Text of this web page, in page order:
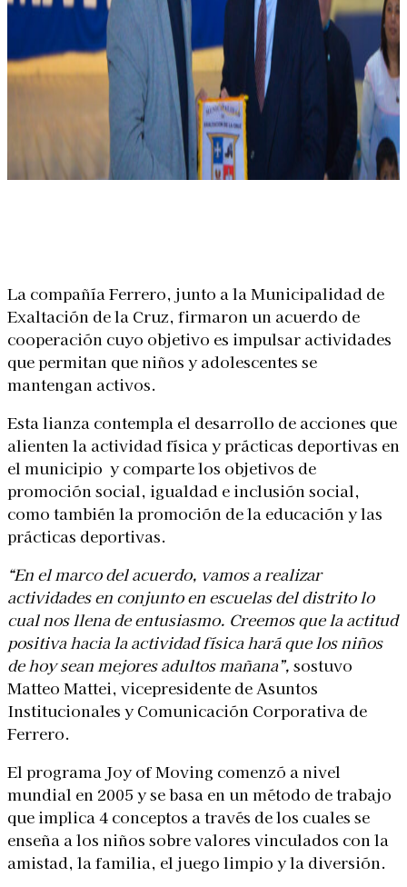
La compañía Ferrero, junto a la Municipalidad de
Exaltación de la Cruz, firmaron un acuerdo de
cooperación cuyo objetivo es impulsar actividades
que permitan que niños y adolescentes se
mantengan activos.
Esta lianza contempla el desarrollo de acciones que
alienten la actividad física y prácticas deportivas en
el municipio y comparte los objetivos de
promoción social, igualdad e inclusión social,
como también la promoción de la educación y las
prácticas deportivas.
“En el marco del acuerdo, vamos a realizar
actividades en conjunto en escuelas del distrito lo
cual nos llena deentusiasmo. Creemos que la actitud
positiva hacia la actividad física hará que los niños
de hoy sean mejores adultos mañana”, sostuvo
Matteo Mattei, vicepresidente de Asuntos
Institucionales y Comunicación Corporativa de
Ferrero.
El programa Joy of Moving comenzó a nivel
mundial en 2005 y se basa en un método de trabajo
que implica 4 conceptos a través de los cuales se
enseña a los niños sobre valores vinculados con la
amistad, la familia, el juego limpio y la diversión.